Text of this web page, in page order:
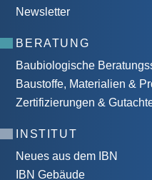
Newsletter
BERATUNG
Baubiologische
Baustoffe, Materialien &
Zertifizierungen &
INSTITUT
Neues aus dem IBN
IBN Gebäude